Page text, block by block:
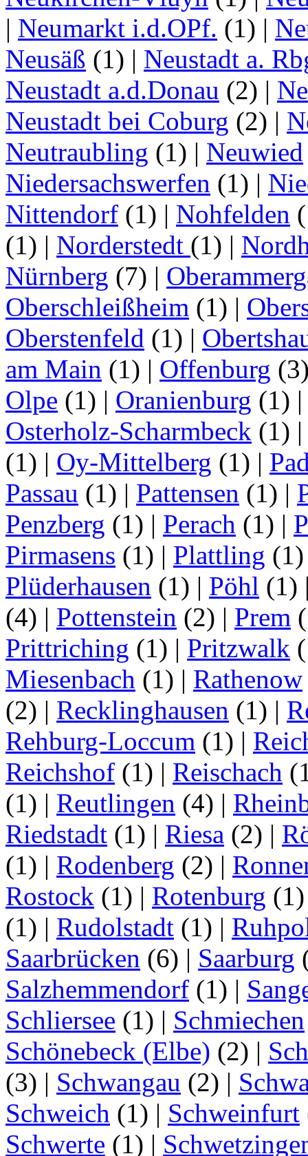
| Neumarkt i.d.OPf. (1) |
Neusäß (1) | Neustadt a.
Neustadt a.d.Donau (2) |
Neustadt bei Coburg (2) |
Neutraubling (1) | Neuwied
Niedersachswerfen (1) |
Nittendorf (1) | Nohfelden
(1) | Norderstedt (1) |
Nürnberg (7) |
Oberschleißheim (1) |
Oberstenfeld (1) |
am Main (1) | Offenburg
Olpe (1) | Oranienburg (1)
Osterholz-Scharmbeck (1)
(1) | Oy-Mittelberg (1) |
Passau (1) | Pattensen (1) |
Penzberg (1) | Perach (1) |
Pirmasens (1) | Plattling
Plüderhausen (1) | Pöhl (1)
(4) | Pottenstein (2) | Prem
Prittriching (1) | Pritzwalk
Miesenbach (1) | Rathenow
(2) | Recklinghausen (1) |
Rehburg-Loccum (1) |
Reichshof (1) | Reischach
(1) | Reutlingen (4) |
Riedstadt (1) | Riesa (2) |
(1) | Rodenberg (2) |
Rostock (1) | Rotenburg
(1) | Rudolstadt (1) |
Saarbrücken (6) | Saarburg
Salzhemmendorf (1) |
Schliersee (1) | Schmiechen
Schönebeck (Elbe) (2) |
(3) | Schwangau (2) |
Schweich (1) | Schweinfurt
Schwerte (1) |